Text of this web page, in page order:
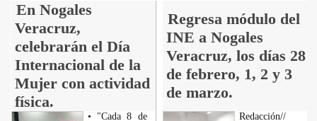
En Nogales
Veracruz,
celebrarán el Día
Internacional de la
Mujer con actividad
física.
Regresa módulo del
INE a Nogales
Veracruz, los días 28
de febrero, 1, 2 y 3
de marzo.
• "Cada 8 de
Redacción//